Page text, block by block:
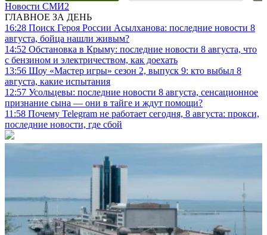
Новости СМИ2
ГЛАВНОЕ ЗА ДЕНЬ
16:28 Поиск Героя России Асылханова: последние новости 8
августа, бойца нашли живым?
14:52 Обстановка в Крыму: последние новости 8 августа, что
с бензином и электричеством, как доехать
13:56 Шоу «Мастер игры» сезон 2, выпуск 9: кто выбыл 8
августа, какие испытания
12:57 Усольцевы: последние новости 8 августа, сенсационное
признание сына — они в тайге и ждут помощи?
11:58 Почему Telegram не работает сегодня, 8 августа: прокси,
последние новости, где сбой